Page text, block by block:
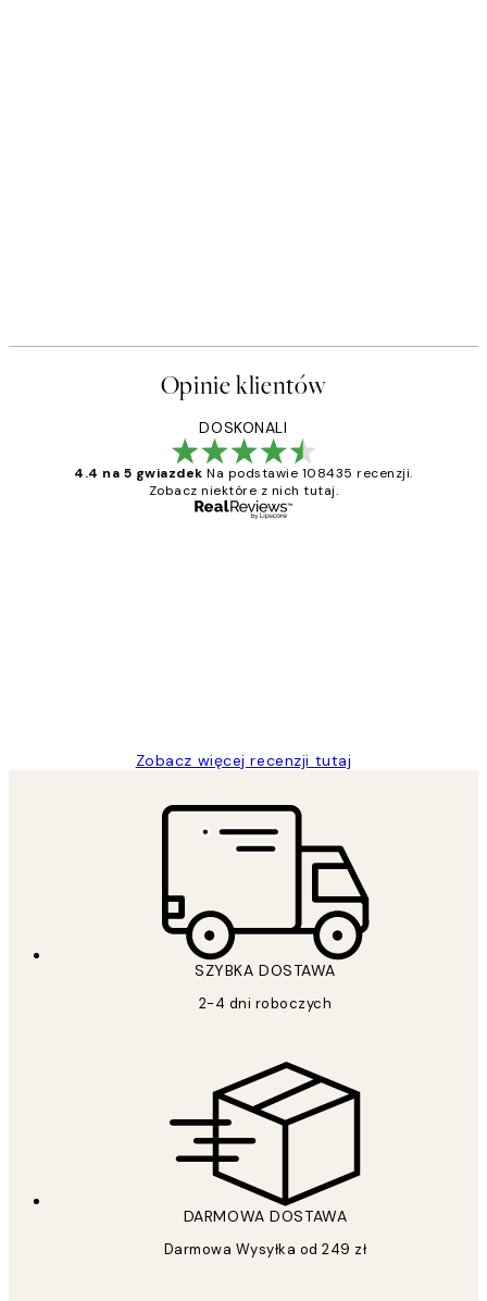
Opinie klientów
DOSKONALI
4.4 na 5 gwiazdek Na podstawie 108435 recenzji.
Zobacz niektóre z nich tutaj.
Zobacz więcej recenzji tutaj
SZYBKA DOSTAWA
2-4 dni roboczych
DARMOWA DOSTAWA
Darmowa Wysyłka od 249 zł